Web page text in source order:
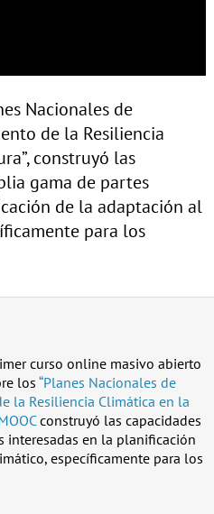
Nacionales de
de la Resiliencia
construyó las
gama de partes
de la adaptación al
para los
curso online masivo abierto
los “Planes Nacionales de
la Resiliencia Climática en la
construyó las capacidades
interesadas en la planificación
específicamente para los